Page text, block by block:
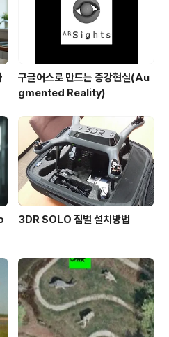
구글어스로 만드는 증강현실(Au
gmented Reality)
3DR SOLO 짐벌 설치방법